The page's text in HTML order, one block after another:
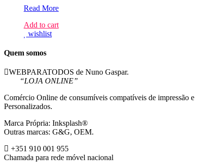
HP
Amarelo
Tambor
Read More
Add to cart
wishlist
Quem somos
WEBPARATODOS de Nuno Gaspar.
“LOJA ONLINE”
Comércio Online de consumíveis compatíveis de impressão e
Personalizados.
Marca Própria: Inksplash®
Outras marcas: G&G, OEM.
+351 910 001 955
Chamada para rede móvel nacional